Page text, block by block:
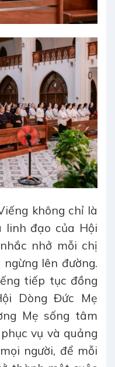
không chỉ là
đạo của Hội
nhở mỗi chị
lên đường.
tiếp tục đồng
Dòng Đức Mẹ
Mẹ sống tâm
vụ và quảng
người, để mỗi